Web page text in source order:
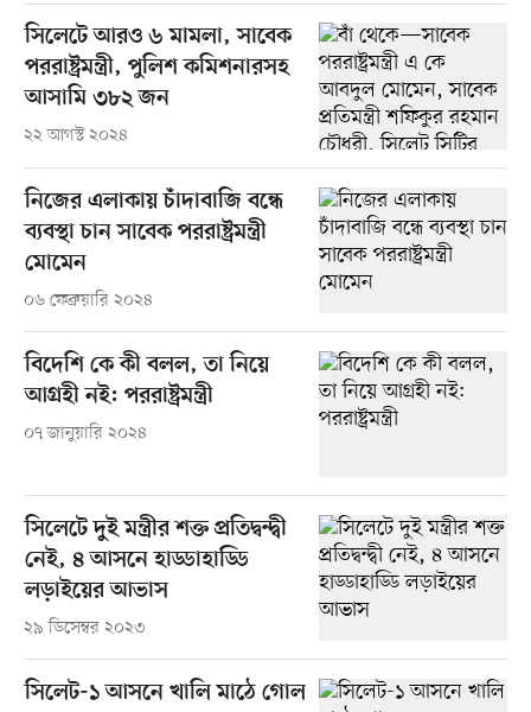
সিলেটে আরও ৬ মামলা, সাবেক
পররাষ্ট্রমন্ত্রী, পুলিশ কমিশনারসহ
আসামি ৩৮২ জন
২২ আগস্ট ২০২৪
নিজের এলাকায় চাঁদাবাজি বন্ধে
ব্যবস্থা চান সাবেক পররাষ্ট্রমন্ত্রী
মোমেন
০৬ ফেব্রুয়ারি ২০২৪
বিদেশি কে কী বলল, তা নিয়ে
আগ্রহী নই: পররাষ্ট্রমন্ত্রী
০৭ জানুয়ারি ২০২৪
সিলেটে দুই মন্ত্রীর শক্ত প্রতিদ্বন্দ্বী
নেই, ৪ আসনে হাড্ডাহাড্ডি
লড়াইয়ের আভাস
২৯ ডিসেম্বর ২০২৩
সিলেট-১ আসনে খালি মাঠে গোল